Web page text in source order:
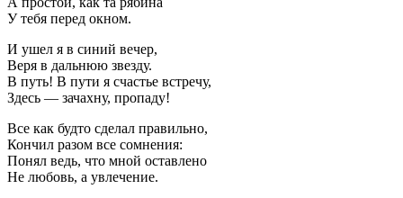
У тебя перед окном.
И ушел я в синий вечер,
Веря в дальнюю звезду.
В путь! В пути я счастье встречу,
Здесь — зачахну, пропаду!
Все как будто сделал правильно,
Кончил разом все сомнения:
Понял ведь, что мной оставлено
Не любовь, а увлечение.